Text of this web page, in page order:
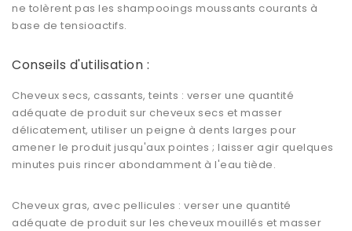
ne tolèrent pas les shampooings moussants courants à
base de tensioactifs.
Conseils d'utilisation :
Cheveux secs, cassants, teints : verser une quantité
adéquate de produit sur cheveux secs et masser
délicatement, utiliser un peigne à dents larges pour
amener le produit jusqu'aux pointes ; laisser agir quelques
minutes puis rincer abondamment à l'eau tiède.
Cheveux gras, avec pellicules : verser une quantité
adéquate de produit sur les cheveux mouillés et masser